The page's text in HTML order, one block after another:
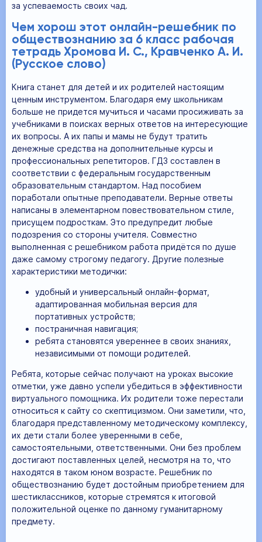
за успеваемость своих чад.
Чем хорош этот онлайн-решебник по
обществознанию за 6 класс рабочая
тетрадь Хромова И. С., Кравченко А. И.
(Русское слово)
Книга станет для детей и их родителей настоящим
ценным инструментом. Благодаря ему школьникам
больше не придется мучиться и часами просиживать за
учебниками в поисках верных ответов на интересующие
их вопросы. А их папы и мамы не будут тратить
денежные средства на дополнительные курсы и
профессиональных репетиторов. ГДЗ составлен в
соответствии с федеральным государственным
образовательным стандартом. Над пособием
поработали опытные преподаватели. Верные ответы
написаны в элементарном повествовательном стиле,
присущем подросткам. Это предупредит любые
подозрения со стороны учителя. Совместно
выполненная с решебником работа придётся по душе
даже самому строгому педагогу. Другие полезные
характеристики методички:
удобный и универсальный онлайн-формат,
адаптированная мобильная версия для
портативных устройств;
постраничная навигация;
ребята становятся увереннее в своих знаниях,
независимыми от помощи родителей.
Ребята, которые сейчас получают на уроках высокие
отметки, уже давно успели убедиться в эффективности
виртуального помощника. Их родители тоже перестали
относиться к сайту со скептицизмом. Они заметили, что,
благодаря представленному методическому комплексу,
их дети стали более уверенными в себе,
самостоятельными, ответственными. Они без проблем
достигают поставленных целей, несмотря на то, что
находятся в таком юном возрасте. Решебник по
обществознанию будет достойным приобретением для
шестиклассников, которые стремятся к итоговой
положительной оценке по данному гуманитарному
предмету.